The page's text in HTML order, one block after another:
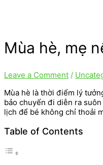
Mùa hè, mẹ
Leave a Comment /
Mùa hè là thời điểm lý
bảo chuyến đi diễn ra
lịch để bé không chỉ thoải
Table of Contents